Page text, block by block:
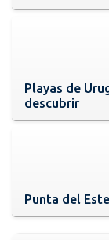
Playas de
descubrir
Punta del